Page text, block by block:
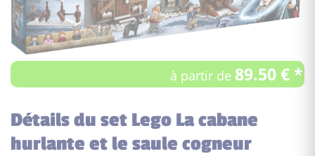
à partir de 89.50 € *
Détails du set Lego La cabane
hurlante et le saule cogneur